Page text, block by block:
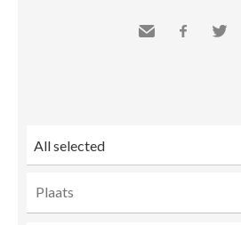
All selected